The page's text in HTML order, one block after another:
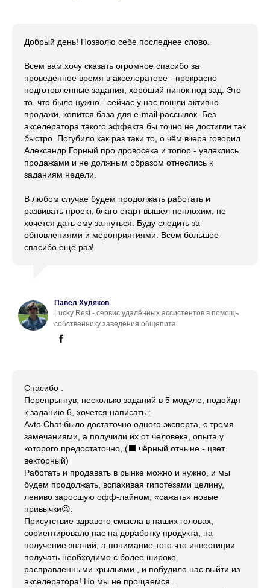
Добрый день! Позволю себе последнее слово.
Всем вам хочу сказать огромное спасибо за
проведённое время в акселераторе - прекрасно
подготовленные задания, хороший пинок под зад. Это
то, что было нужно - сейчас у нас пошли активно
продажи, копится база для e-mail рассылок. Без
акселератора такого эффекта бы точно не достигли так
быстро. Погубило как раз таки то, о чём вчера говорил
Александр Горный про дровосека и топор - увлеклись
продажами и не должным образом отнеслись к
заданиям недели.
В любом случае будем продолжать работать и
развивать проект, благо старт вышел неплохим, не
хочется дать ему загнуться. Буду следить за
обновлениями и мероприятиями. Всем большое
спасибо ещё раз!
Павел Худяков
Lucky Rest - сервис удалённых ассистентов в помощь
собственнику заведения общепита
Спасибо .
Перепрыгнув, несколько заданий в 5 модуле, подойдя
к заданию 6, хочется написать :
Avto.Chat было достаточно одного эксперта, с тремя
замечаниями, а получили их от человека, опыта у
которого предостаточно, (⬛️ чёрный отныне - цвет
векторный)
Работать и продавать в рынке можно и нужно, и мы
будем продолжать, вспахивая гипотезами целину,
лениво заросшую офф-лайном, «сажать» новые
привычки😉.
Присутствие здравого смысла в наших головах,
сориентировало нас на доработку продукта, на
получение знаний, а понимание того что инвестиции
получать необходимо с более широко
расправленными крыльями , и побудило нас выйти из
акселератора! Но мы не прощаемся...